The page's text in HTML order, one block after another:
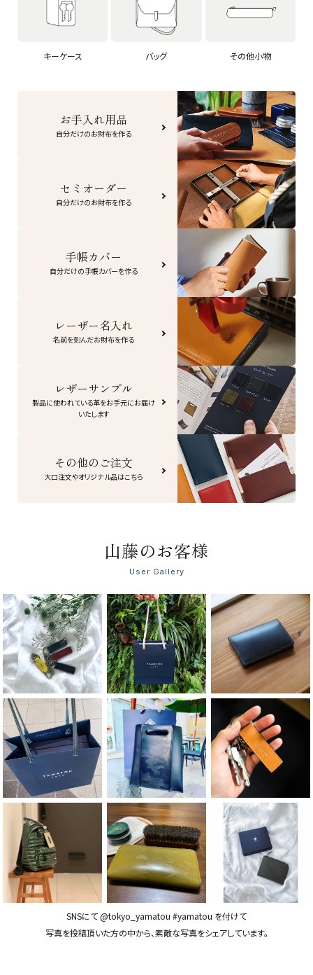
キーケース バッグ その他小物
お手入れ用品
自分だけのお財布を作る
セミオーダー
自分だけのお財布を作る
手帳カバー
自分だけの手帳カバーを作る
レーザー名入れ
名前を刻んだお財布を作る
レザーサンプル
製品に使われている革をお手元にお届け
いたします
その他のご注文
大口注文やオリジナル品はこちら
山藤のお客様
User Gallery
SNSにて @tokyo_yamatou #yamatou を付けて
写真を投稿頂いた方の中から、素敵な写真をシェアしています。